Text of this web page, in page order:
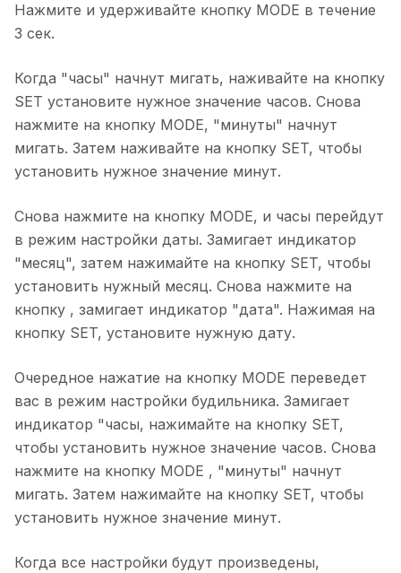
Нажмите и удерживайте кнопку MODE в течение
3 сек.
Когда "часы" начнут мигать, наживайте на кнопку
SET установите нужное значение часов. Снова
нажмите на кнопку MODE, "минуты" начнут
мигать. Затем наживайте на кнопку SET, чтобы
установить нужное значение минут.
Снова нажмите на кнопку MODE, и часы перейдут
в режим настройки даты. Замигает индикатор
"месяц", затем нажимайте на кнопку SET, чтобы
установить нужный месяц. Снова нажмите на
кнопку , замигает индикатор "дата". Нажимая на
кнопку SET, установите нужную дату.
Очередное нажатие на кнопку MODE переведет
вас в режим настройки будильника. Замигает
индикатор "часы, нажимайте на кнопку SET,
чтобы установить нужное значение часов. Снова
нажмите на кнопку MODE , "минуты" начнут
мигать. Затем нажимайте на кнопку SET, чтобы
установить нужное значение минут.
Когда все настройки будут произведены,